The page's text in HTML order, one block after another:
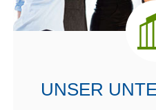
UNSER